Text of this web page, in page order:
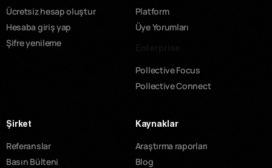
Ücretsiz hesap oluştur
Hesaba giriş yap
Şifre yenileme
Platform
Üye Yorumları
Pollective Focus
Pollective Connect
Şirket
Referanslar
Basın Bülteni
Kaynaklar
Araştırma raporları
Blog